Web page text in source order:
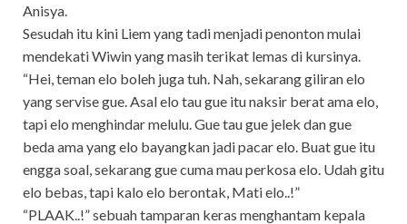
Anisya.
Sesudah itu kini Liem yang tadi menjadi penonton mulai
mendekati Wiwin yang masih terikat lemas di kursinya.
“Hei, teman elo boleh juga tuh. Nah, sekarang giliran elo
yang servise gue. Asal elo tau gue itu naksir berat ama elo,
tapi elo menghindar melulu. Gue tau gue jelek dan gue
beda ama yang elo bayangkan jadi pacar elo. Buat gue itu
engga soal, sekarang gue cuma mau perkosa elo. Udah gitu
elo bebas, tapi kalo elo berontak, Mati elo..!”
“PLAAK..!” sebuah tamparan keras menghantam kepala